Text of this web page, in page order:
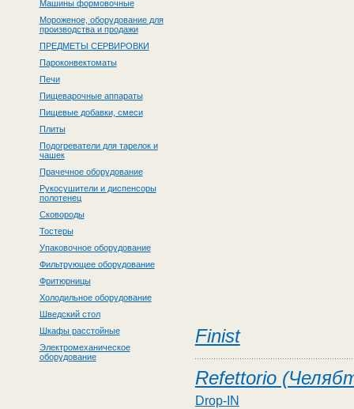
Машины формовочные
Мороженое, оборудование для
производства и продажи
ПРЕДМЕТЫ СЕРВИРОВКИ
Пароконвектоматы
Печи
Пищеварочные аппараты
Пищевые добавки, смеси
Плиты
Подогреватели для тарелок и
чашек
Прачечное оборудование
Рукосушители и диспенсоры
полотенец
Сковороды
Тостеры
Упаковочное оборудование
Фильтрующее оборудование
Фритюрницы
Холодильное оборудование
Шведский стол
Шкафы расстойные
Электромеханическое
оборудование
Finist
Refettorio
Drop-IN